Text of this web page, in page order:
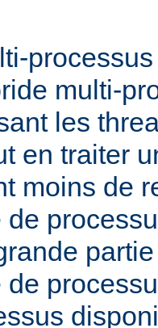
multi-
les
en traiter
moins de